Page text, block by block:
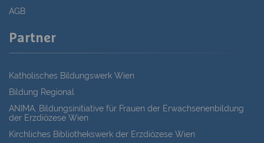
AGB
Partner
Katholisches Bildungswerk Wien
Bildung Regional
ANIMA, Bildungsinitiative für Frauen der Erwachsenenbildung
der Erzdiözese Wien
Kirchliches Bibliothekswerk der Erzdiözese Wien